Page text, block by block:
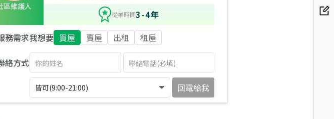
區維護人
從業時間3-4年
務需求我想要 買屋 賣屋 出租 租屋
絡方式
皆可(9:00-21:00) 回電給我